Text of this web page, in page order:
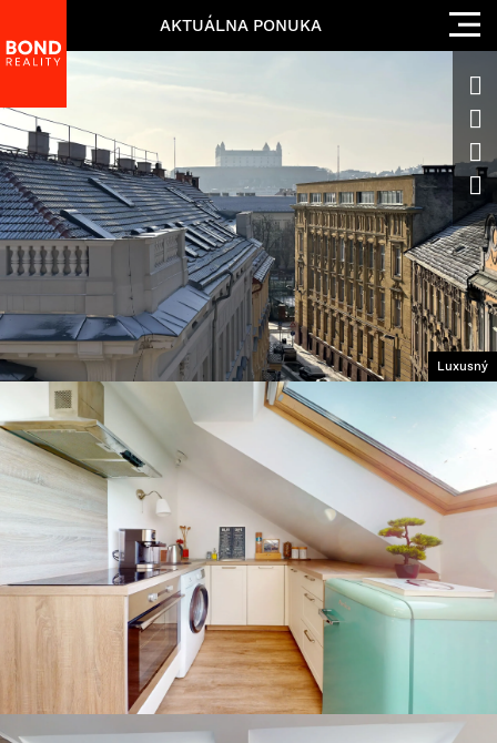
AKTUÁLNA PONUKA
Luxusný